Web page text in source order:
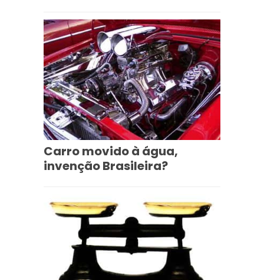
Carro movido à água,
invenção Brasileira?